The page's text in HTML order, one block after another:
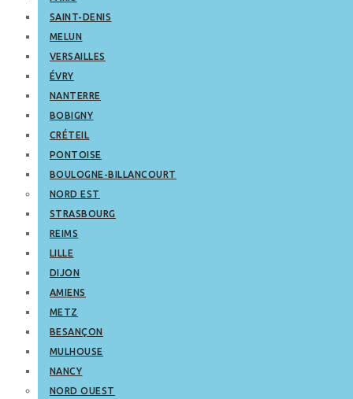
SAINT-DENIS
MELUN
VERSAILLES
ÉVRY
NANTERRE
BOBIGNY
CRÉTEIL
PONTOISE
BOULOGNE-BILLANCOURT
NORD EST
STRASBOURG
REIMS
LILLE
DIJON
AMIENS
METZ
BESANÇON
MULHOUSE
NANCY
NORD OUEST